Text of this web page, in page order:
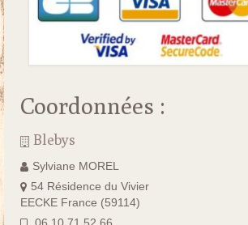
Coordonnées :
Blebys
Sylviane MOREL
54 Résidence du Vivier
EECKE France (59114)